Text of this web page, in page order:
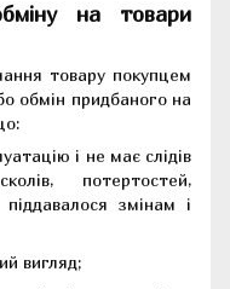
на товари
товару покупцем
обмін придбаного на
і не має слідів
потертостей,
змінам і
вигляд;